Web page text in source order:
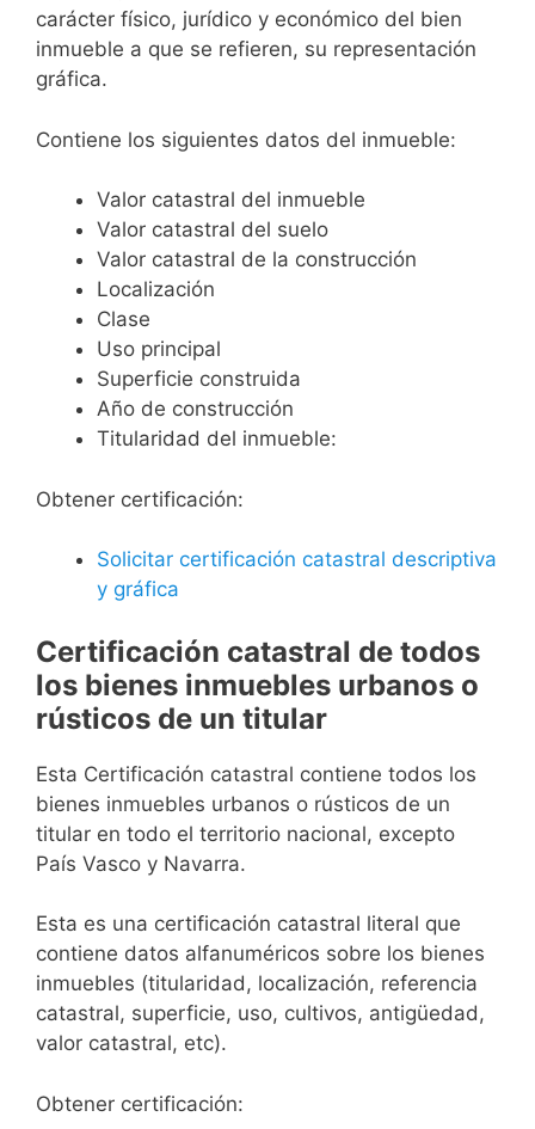
carácter físico, jurídico y económico del bien
inmueble a que se refieren, su representación
gráfica.
Contiene los siguientes datos del inmueble:
Valor catastral del inmueble
Valor catastral del suelo
Valor catastral de la construcción
Localización
Clase
Uso principal
Superficie construida
Año de construcción
Titularidad del inmueble:
Obtener certificación:
Solicitar certificación catastral descriptiva
y gráfica
Certificación catastral de todos
los bienes inmuebles urbanos o
rústicos de un titular
Esta Certificación catastral contiene todos los
bienes inmuebles urbanos o rústicos de un
titular en todo el territorio nacional, excepto
País Vasco y Navarra.
Esta es una certificación catastral literal que
contiene datos alfanuméricos sobre los bienes
inmuebles (titularidad, localización, referencia
catastral, superficie, uso, cultivos, antigüedad,
valor catastral, etc).
Obtener certificación: